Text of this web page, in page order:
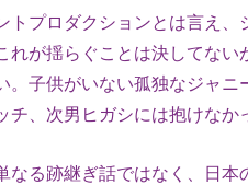
プロダクションとは言え、
れが揺らぐことは決してな
。子供がいない孤独なジャ
、次男ヒガシには抱けなか
る跡継ぎ話ではなく、日